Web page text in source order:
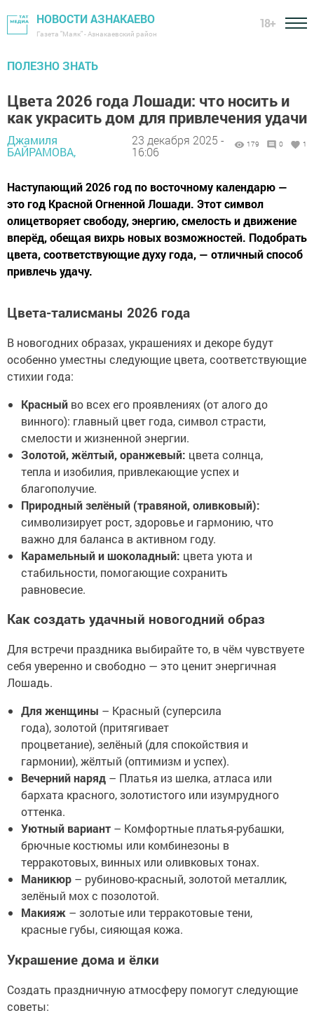
НОВОСТИ АЗНАКАЕВО
Газета "Маяк" - Азнакаевский район
18+
ПОЛЕЗНО ЗНАТЬ
Цвета 2026 года Лошади: что носить и
как украсить дом для привлечения удачи
Джамиля
БАЙРАМОВА,
23 декабря 2025 -
16:06
179 0 1
Наступающий 2026 год по восточному календарю —
это год Красной Огненной Лошади. Этот символ
олицетворяет свободу, энергию, смелость и движение
вперёд, обещая вихрь новых возможностей. Подобрать
цвета, соответствующие духу года, — отличный способ
привлечь удачу.
Цвета-талисманы 2026 года
В новогодних образах, украшениях и декоре будут
особенно уместны следующие цвета, соответствующие
стихии года:
Красный во всех его проявлениях (от алого до
винного): главный цвет года, символ страсти,
смелости и жизненной энергии.
Золотой, жёлтый, оранжевый: цвета солнца,
тепла и изобилия, привлекающие успех и
благополучие.
Природный зелёный (травяной, оливковый):
символизирует рост, здоровье и гармонию, что
важно для баланса в активном году.
Карамельный и шоколадный: цвета уюта и
стабильности, помогающие сохранить
равновесие.
Как создать удачный новогодний образ
Для встречи праздника выбирайте то, в чём чувствуете
себя уверенно и свободно — это ценит энергичная
Лошадь.
Для женщины – Красный (суперсила
года), золотой (притягивает
процветание), зелёный (для спокойствия и
гармонии), жёлтый (оптимизм и успех).
Вечерний наряд – Платья из шелка, атласа или
бархата красного, золотистого или изумрудного
оттенка.
Уютный вариант – Комфортные платья-рубашки,
брючные костюмы или комбинезоны в
терракотовых, винных или оливковых тонах.
Маникюр – рубиново-красный, золотой металлик,
зелёный мох с позолотой.
Макияж – золотые или терракотовые тени,
красные губы, сияющая кожа.
Украшение дома и ёлки
Создать праздничную атмосферу помогут следующие
советы: